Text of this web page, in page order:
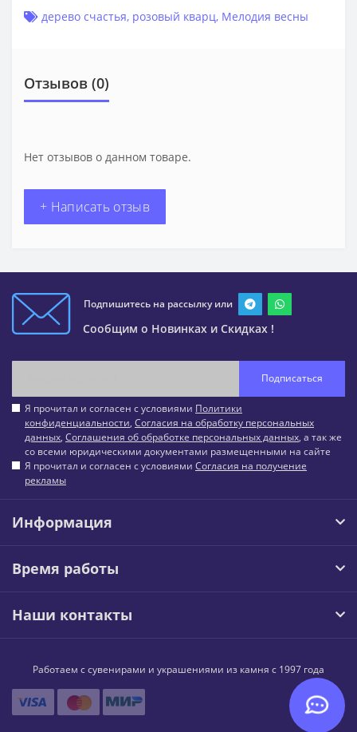
дерево счастья, розовый кварц, Мелодия весны
Отзывов (0)
Нет отзывов о данном товаре.
+ Написать отзыв
Подпишитесь на рассылку или
Сообщим о Новинках и Скидках !
Подписаться
Я прочитал и согласен с условиями Политики
конфиденциальности, Согласия на обработку персональных
данных, Соглашения об обработке персональных данных, а так же
со всеми юридическими документами размещенными на сайте
Я прочитал и согласен с условиями Согласия на получение
рекламы
Информация
Время работы
Наши контакты
Работаем с сувенирами и украшениями из камня с 1997 года